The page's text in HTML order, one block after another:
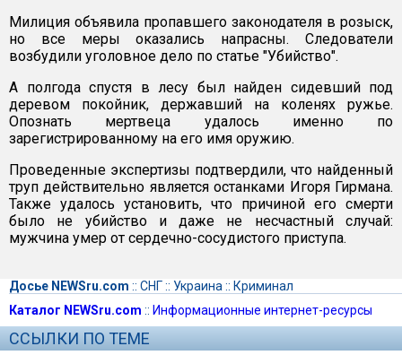
Милиция объявила пропавшего законодателя в розыск,
но все меры оказались напрасны. Следователи
возбудили уголовное дело по статье "Убийство".
А полгода спустя в лесу был найден сидевший под
деревом покойник, державший на коленях ружье.
Опознать мертвеца удалось именно по
зарегистрированному на его имя оружию.
Проведенные экспертизы подтвердили, что найденный
труп действительно является останками Игоря Гирмана.
Также удалось установить, что причиной его смерти
было не убийство и даже не несчастный случай:
мужчина умер от сердечно-сосудистого приступа.
Досье NEWSru.com :: СНГ:: Украина :: Криминал
Каталог NEWSru.com :: Информационные интернет-ресурсы
ССЫЛКИ ПО ТЕМЕ